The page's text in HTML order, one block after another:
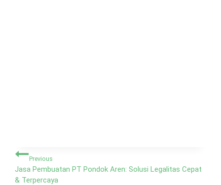
Navigasi
posPrevious
Jasa Pembuatan PT Pondok Aren: Solusi Legalitas Cepat
& Terpercaya